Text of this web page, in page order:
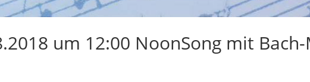
um 12:00 NoonSong mit